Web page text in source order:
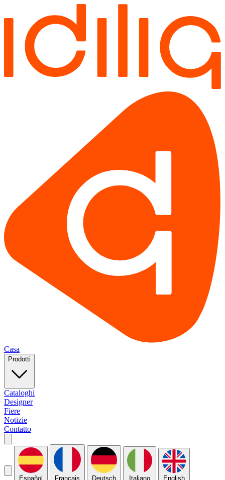
Casa
Prodotti
Cataloghi
Designer
Fiere
Notizie
Contatto
Español Français Deutsch Italiano English